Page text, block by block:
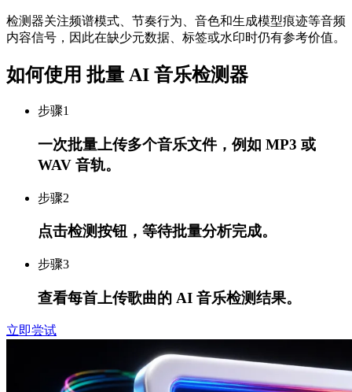
检测器关注频谱模式、节奏行为、音色和生成模型痕迹等音频
内容信号，因此在缺少元数据、标签或水印时仍有参考价值。
如何使用 批量 AI 音乐检测器
步骤1
一次批量上传多个音乐文件，例如 MP3 或
WAV 音轨。
步骤2
点击检测按钮，等待批量分析完成。
步骤3
查看每首上传歌曲的 AI 音乐检测结果。
立即尝试